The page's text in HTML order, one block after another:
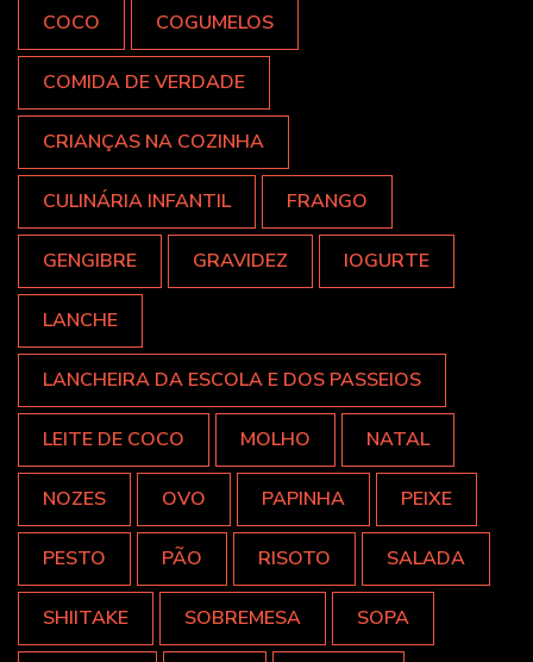
COCO COGUMELOS
COMIDA DE VERDADE
CRIANÇAS NA COZINHA
CULINÁRIA INFANTIL FRANGO
GENGIBRE GRAVIDEZ IOGURTE
LANCHE
LANCHEIRA DA ESCOLA E DOS PASSEIOS
LEITE DE COCO MOLHO NATAL
NOZES OVO PAPINHA PEIXE
PESTO PÃO RISOTO SALADA
SHIITAKE SOBREMESA SOPA